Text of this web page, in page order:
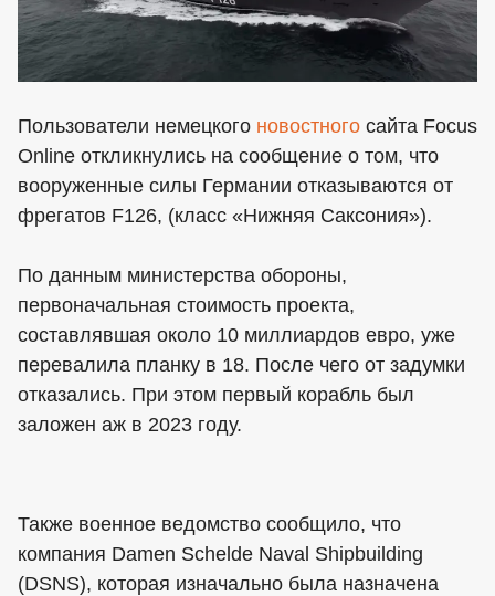
Пользователи немецкого новостного сайта Focus
Online откликнулись на сообщение о том, что
вооруженные силы Германии отказываются от
фрегатов F126, (класс «Нижняя Саксония»).
По данным министерства обороны,
первоначальная стоимость проекта,
составлявшая около 10 миллиардов евро, уже
перевалила планку в 18. После чего от задумки
отказались. При этом первый корабль был
заложен аж в 2023 году.
Также военное ведомство сообщило, что
компания Damen Schelde Naval Shipbuilding
(DSNS), которая изначально была назначена